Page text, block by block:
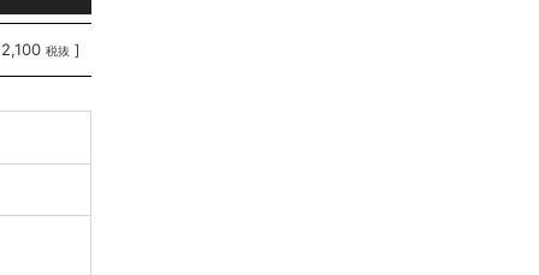
税抜 ]